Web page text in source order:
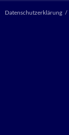
Datenschutzerklärung